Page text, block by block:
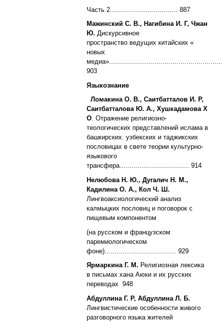
Часть 2.................................. 887
Мажинский С. В., Нагибина И. Г, Чжан
Ю. Дискурсивное
пространство ведущих китайских «
новых
903
Языкознание
Ломакина О. В., Саитбатталов И. Р,
Саитбатталова Ю. А., Хушкадамова X
О. Отражение религиозно-
теологических представлений ислама в
башкирских. узбекских и таджикских
пословицах в свете теории культурно-
языкового
трансфера................................... 914
Нелюбова Н. Ю., Дугалич Н. М.,
Кадилина О. А., Кол Ч. Ш.
Лингвоаксиологический анализ
калмыцких пословиц и поговорок с
пищевым компонентом
(на русском и французском
паремиологическом
фоне).................................... 929
Ярмаркина Г. М. Религиозная лексика
в письмах хана Аюки и их русских
переводах 948
Абдуллина Г. Р, Абдуллина Л. Б.
Лингвистические особенности живого
разговорного языка жителей